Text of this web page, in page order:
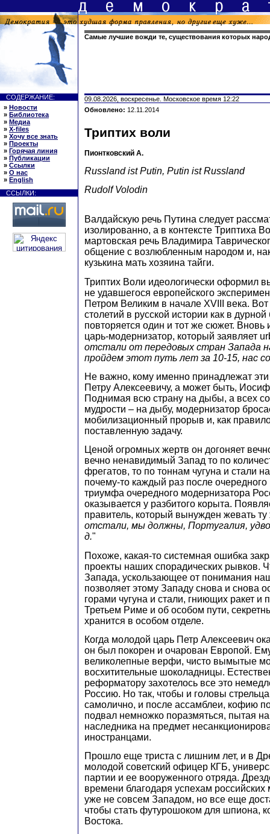
Самые лучшие вожди те, существования которых
СОДЕРЖАНИЕ:
» Новости
» Библиотека
» Медиа
» X-files
» Хочу все знать
» Проекты
» Горячая линия
» Публикации
» Ссылки
» О нас
» English
ССЫЛКИ:
09.08.2026, воскресенье. Московское время 12:22
Обновлено: 12.11.2014
Триптих воли
Пионтковский А.
Russland ist Putin, Putin ist Russland
Rudolf Volodin
Валдайскую речь Путина следует
изолированно, а в контексте Триптиха
мартовская речь Владимира
общение с возлюбленным народом и,
кузькина мать хозяина тайги.
Триптих Воли идеологически оформил
не удавшегося европейского
Петром Великим в начале ХVIII века. Вот
столетий в русской истории как в дурной
повторяется один и тот же сюжет. Вновь
царь-модернизатор, который заявляет
отстали от передовых стран Запада
пройдем этот путь лет за 10-15, нас
Не важно, кому именно принадлежат
Петру Алексеевичу, а может быть,
Поднимая всю страну на дыбы, а всех
мудрости – на дыбу, модернизатор
мобилизационный прорыв и, как
поставленную задачу.
Ценой огромных жертв он догоняет
вечно ненавидимый Запад то по
фрегатов, то по тоннам чугуна и стали
почему-то каждый раз после очередного
триумфа очередного модернизатора
оказывается у разбитого корыта.
правитель, который вынужден жевать
отстали, мы должны, Португалия,
д."
Похоже, какая-то системная ошибка
проекты наших спорадических рывков.
Запада, ускользающее от понимания
позволяет этому Западу снова и снова
горами чугуна и стали, гниющих ракет и
Третьем Риме и об особом пути,
хранится в особом отделе.
Когда молодой царь Петр Алексеевич
он был покорен и очарован Европой.
великолепные верфи, чисто вымытые
восхитительные шоколадницы.
реформатору захотелось все это
Россию. Но так, чтобы и головы
самолично, и после ассамблеи, кофию
подвал немножко поразмяться, пытая
наследника на предмет
иностранцами.
Прошло еще триста с лишним лет, и в
молодой советский офицер КГБ,
партии и ее вооруженного отряда.
времени благодаря успехам
уже не совсем Западом, но все еще
чтобы стать футурошоком для шпиона,
Востока.